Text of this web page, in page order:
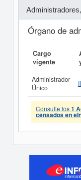
Órgano de
Cargo
vigente
Administrador
Único
Consulte los1
censados en